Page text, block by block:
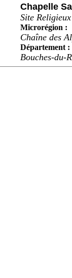
Chapelle
Site Religieux
Microrégion :
Chaîne des
Département :
Bouches-du-